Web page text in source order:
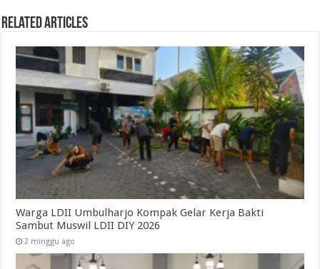
Related Articles
Warga LDII Umbulharjo Kompak Gelar Kerja Bakti
Sambut Muswil LDII DIY 2026
2 minggu ago